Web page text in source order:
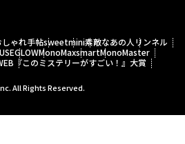
ゃれ手帖sweetmini素敵なあの人 リンネル
GLOWMonoMaxsmartMonoMaster
『このミステリーがすごい！』大賞
All Rights Reserved.